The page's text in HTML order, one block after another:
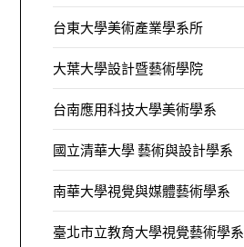
台東大學美術產業學系所
大葉大學設計暨藝術學院
台南應用科技大學美術學系
國立清華大學 藝術與設計學系
南華大學視覺與媒體藝術學系
臺北市立教育大學視覺藝術學系